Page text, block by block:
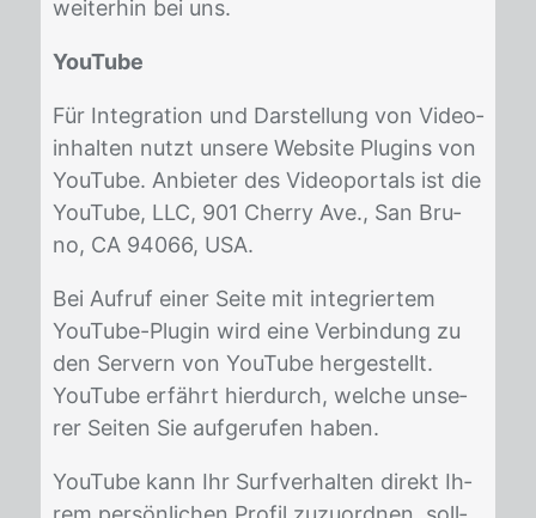
wei­ter­hin bei uns.
YouTube
Für In­te­gra­ti­on und Dar­stel­lung von Vi­deo­
in­hal­ten nutzt un­se­re Web­site Plug­ins von
YouTube. An­bie­ter des Vi­deo­por­tals ist die
YouTube, LLC, 901 Cher­ry Ave., San Bru­
no, CA 94066, USA.
Bei Auf­ruf ei­ner Sei­te mit in­te­grier­tem
YouTube-Plu­gin wird eine Ver­bin­dung zu
den Ser­vern von YouTube her­ge­stellt.
YouTube er­fährt hier­durch, wel­che un­se­
rer Sei­ten Sie auf­ge­ru­fen ha­ben.
YouTube kann Ihr Surf­ver­hal­ten di­rekt Ih­